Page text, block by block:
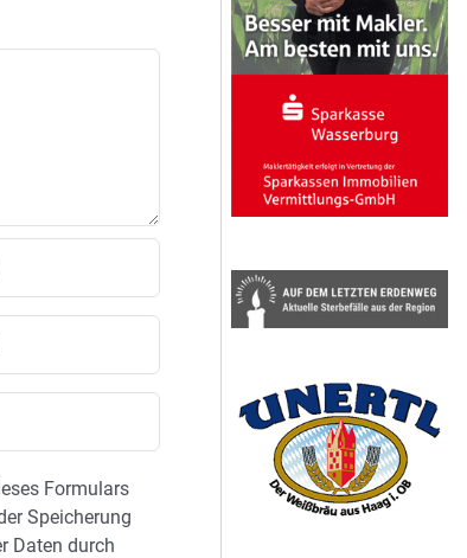
Formulars
Speicherung
Daten durch